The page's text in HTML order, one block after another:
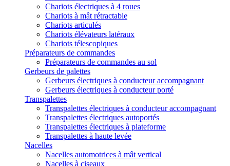
Chariots électriques à 4 roues
Chariots à mât rétractable
Chariots articulés
Chariots élévateurs latéraux
Chariots télescopiques
Préparateurs de commandes
Préparateurs de commandes au sol
Gerbeurs de palettes
Gerbeurs électriques à conducteur accompagnant
Gerbeurs électriques à conducteur porté
Transpalettes
Transpalettes électriques à conducteur accompagnant
Transpalettes électriques autoportés
Transpalettes électriques à plateforme
Transpalettes à haute levée
Nacelles
Nacelles automotrices à mât vertical
Nacelles à ciseaux